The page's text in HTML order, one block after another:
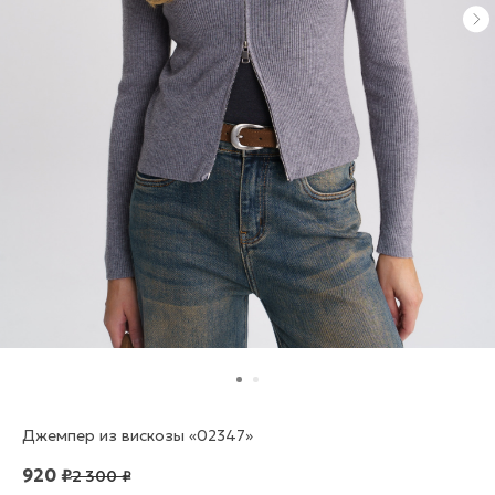
Джемпер из вискозы «02347»
920 ₽2 300 ₽